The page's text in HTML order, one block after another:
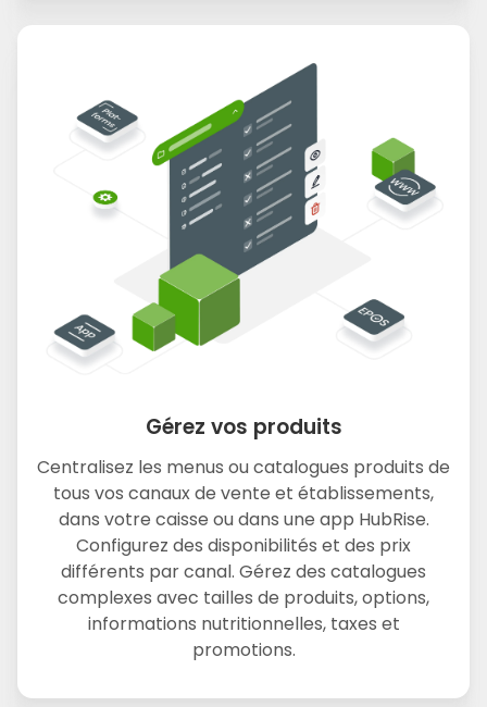
Gérez vos produits
Centralisez les menus ou catalogues produits de
tous vos canaux de vente et établissements,
dans votre caisse ou dans une app HubRise.
Configurez des disponibilités et des prix
différents par canal. Gérez des catalogues
complexes avec tailles de produits, options,
informations nutritionnelles, taxes et
promotions.